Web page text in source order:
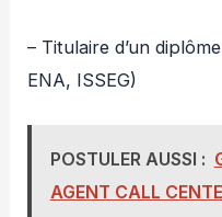
– Titulaire d’un
ENA, ISSEG)
POSTULER AUSSI :
AGENT CALL